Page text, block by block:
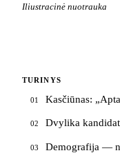
Iliustracinė nuotrauka
TURINYS
01 Kasčiūnas:
02 Dvylika
03 Demografija —